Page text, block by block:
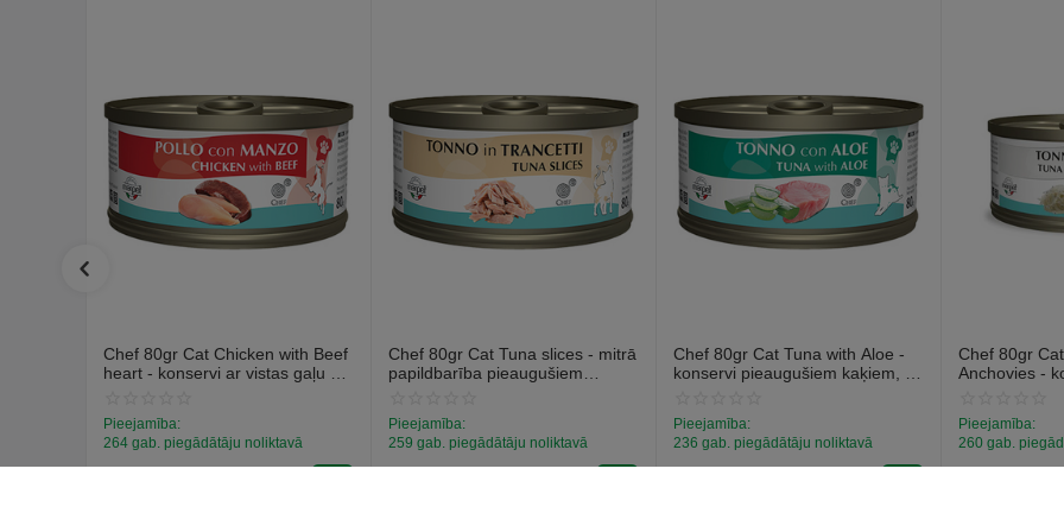
Chef 80gr Cat Chicken with Beef
heart - konservi ar vistas gaļu un
Pieejamība:
264 gab. piegādātāju noliktavā
Chef 80gr Cat Tuna slices - mitrā
papildbarība pieaugušiem
Pieejamība:
259 gab. piegādātāju noliktavā
Chef 80gr Cat Tuna with Aloe -
konservi pieaugušiem kaķiem, ar
Pieejamība:
236 gab. piegādātāju noliktavā
Chef 80gr
Anchovies -
Pieejamība:
260 gab.